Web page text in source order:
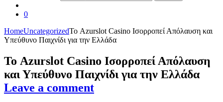
0
HomeUncategorizedΤο Azurslot Casino Ισορροπεί Απόλαυση και
Υπεύθυνο Παιχνίδι για την Ελλάδα
Το Azurslot Casino Ισορροπεί Απόλαυση
και Υπεύθυνο Παιχνίδι για την Ελλάδα
Leave a comment